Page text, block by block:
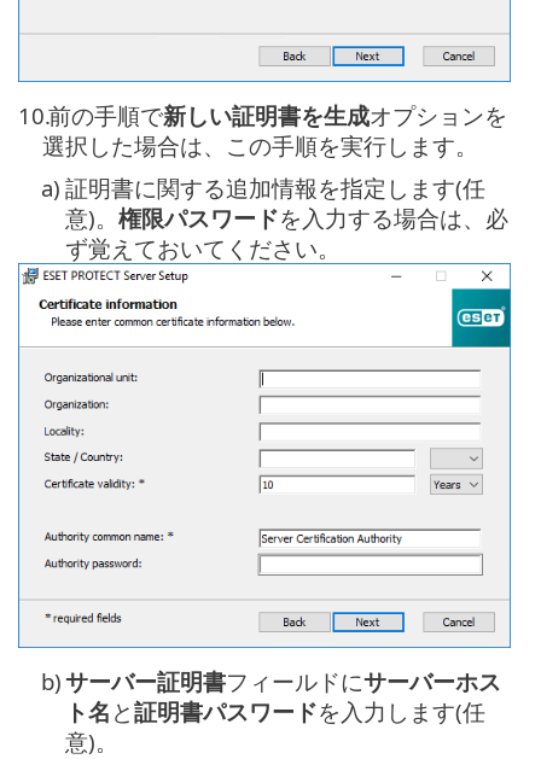
10.前の手順で新しい証明書を生成オプションを
選択した場合は、この手順を実行します。
a) 証明書に関する追加情報を指定します(任
意)。 権限パスワードを入力する場合は、必
ず覚えておいてください。
b)サーバー証明書フィールドにサーバーホス
ト名 と証明書パスワードを入力します(任
意)。